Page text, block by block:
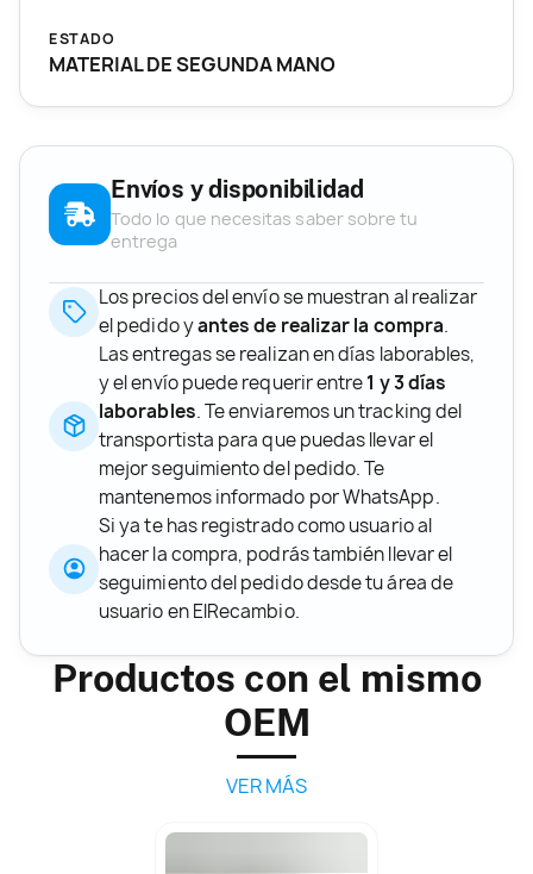
ESTADO
MATERIAL DE SEGUNDA MANO
Envíos y disponibilidad
Todo lo que necesitas saber sobre tu
entrega
Los precios del envío se muestran al realizar
el pedido yantes de realizar la compra.
Las entregas se realizan en días laborables,
y el envío puede requerir entre1 y 3 días
laborables. Te enviaremos un tracking del
transportista para que puedas llevar el
mejor seguimiento del pedido. Te
mantenemos informado por WhatsApp.
Si ya te has registrado como usuario al
hacer la compra, podrás también llevar el
seguimiento del pedido desde tu área de
usuario en ElRecambio.
Productos con el mismo
OEM
VER MÁS